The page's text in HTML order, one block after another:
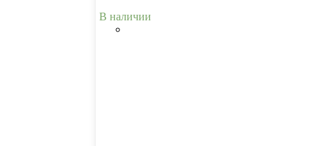
В наличии